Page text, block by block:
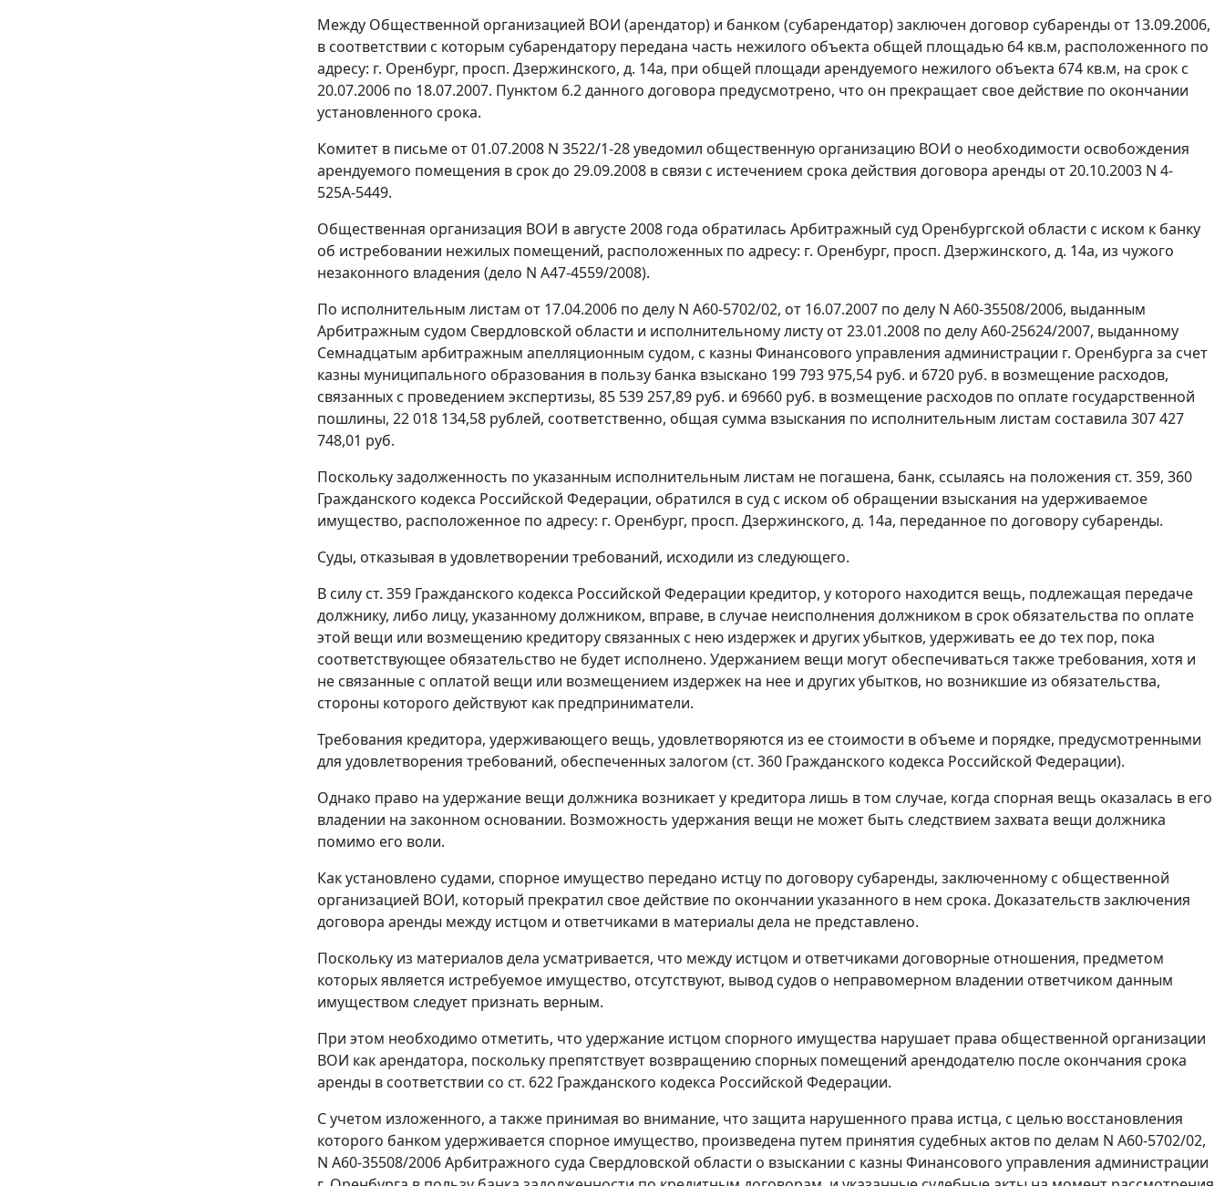
Между Общественной организацией ВОИ (арендатор) и банком (субарендатор) заключен договор субаренды от 13.09.2006,
в соответствии с которым субарендатору передана часть нежилого объекта общей площадью 64 кв.м, расположенного по
адресу: г. Оренбург, просп. Дзержинского, д. 14а, при общей площади арендуемого нежилого объекта 674 кв.м, на срок с
20.07.2006 по 18.07.2007. Пунктом 6.2 данного договора предусмотрено, что он прекращает свое действие по окончании
установленного срока.
Комитет в письме от 01.07.2008 N 3522/1-28 уведомил общественную организацию ВОИ о необходимости освобождения
арендуемого помещения в срок до 29.09.2008 в связи с истечением срока действия договора аренды от 20.10.2003 N 4-
525А-5449.
Общественная организация ВОИ в августе 2008 года обратилась Арбитражный суд Оренбургской области с иском к банку
об истребовании нежилых помещений, расположенных по адресу: г. Оренбург, просп. Дзержинского, д. 14а, из чужого
незаконного владения (дело N А47-4559/2008).
По исполнительным листам от 17.04.2006 по делу N А60-5702/02, от 16.07.2007 по делу N А60-35508/2006, выданным
Арбитражным судом Свердловской области и исполнительному листу от 23.01.2008 по делу А60-25624/2007, выданному
Семнадцатым арбитражным апелляционным судом, с казны Финансового управления администрации г. Оренбурга за счет
казны муниципального образования в пользу банка взыскано 199 793 975,54 руб. и 6720 руб. в возмещение расходов,
связанных с проведением экспертизы, 85 539 257,89 руб. и 69660 руб. в возмещение расходов по оплате государственной
пошлины, 22 018 134,58 рублей, соответственно, общая сумма взыскания по исполнительным листам составила 307 427
748,01 руб.
Поскольку задолженность по указанным исполнительным листам не погашена, банк, ссылаясь на положения ст. 359, 360
Гражданского кодекса Российской Федерации, обратился в суд с иском об обращении взыскания на удерживаемое
имущество, расположенное по адресу: г. Оренбург, просп. Дзержинского, д. 14а, переданное по договору субаренды.
Суды, отказывая в удовлетворении требований, исходили из следующего.
В силу ст. 359 Гражданского кодекса Российской Федерации кредитор, у которого находится вещь, подлежащая передаче
должнику, либо лицу, указанному должником, вправе, в случае неисполнения должником в срок обязательства по оплате
этой вещи или возмещению кредитору связанных с нею издержек и других убытков, удерживать ее до тех пор, пока
соответствующее обязательство не будет исполнено. Удержанием вещи могут обеспечиваться также требования, хотя и
не связанные с оплатой вещи или возмещением издержек на нее и других убытков, но возникшие из обязательства,
стороны которого действуют как предприниматели.
Требования кредитора, удерживающего вещь, удовлетворяются из ее стоимости в объеме и порядке, предусмотренными
для удовлетворения требований, обеспеченных залогом (ст. 360 Гражданского кодекса Российской Федерации).
Однако право на удержание вещи должника возникает у кредитора лишь в том случае, когда спорная вещь оказалась в его
владении на законном основании. Возможность удержания вещи не может быть следствием захвата вещи должника
помимо его воли.
Как установлено судами, спорное имущество передано истцу по договору субаренды, заключенному с общественной
организацией ВОИ, который прекратил свое действие по окончании указанного в нем срока. Доказательств заключения
договора аренды между истцом и ответчиками в материалы дела не представлено.
Поскольку из материалов дела усматривается, что между истцом и ответчиками договорные отношения, предметом
которых является истребуемое имущество, отсутствуют, вывод судов о неправомерном владении ответчиком данным
имуществом следует признать верным.
При этом необходимо отметить, что удержание истцом спорного имущества нарушает права общественной организации
ВОИ как арендатора, поскольку препятствует возвращению спорных помещений арендодателю после окончания срока
аренды в соответствии со ст. 622 Гражданского кодекса Российской Федерации.
С учетом изложенного, а также принимая во внимание, что защита нарушенного права истца, с целью восстановления
которого банком удерживается спорное имущество, произведена путем принятия судебных актов по делам N А60-5702/02,
N А60-35508/2006 Арбитражного суда Свердловской области о взыскании с казны Финансового управления администрации